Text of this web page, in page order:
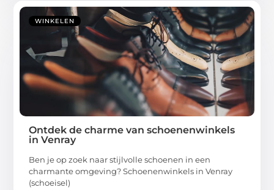
WINKELEN
Ontdek de charme van schoenenwinkels
in Venray
Ben je op zoek naar stijlvolle schoenen in een
charmante omgeving? Schoenenwinkels in Venray
(schoeisel)